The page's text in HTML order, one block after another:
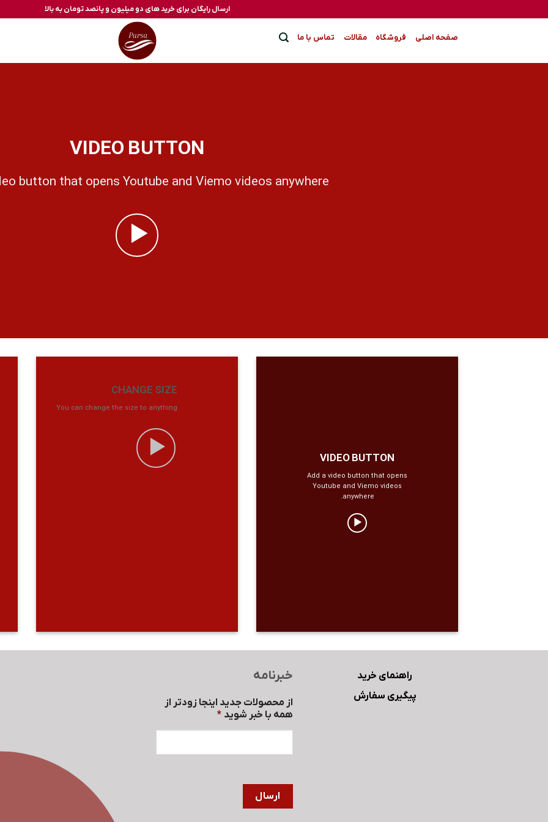
to
ارسال رایگان برای خرید های دو میلیون و پانصد تومان به بالا
صفحه اصلی فروشگاه مقالات تماس با ما
VIDEO BUTTON
button that opens Youtube and Viemo videos anywhere.
VIDEO BUTTON
Add a video button that opens
Youtube and Viemo videos
anywhere.
CHANGE SIZE
You can change the size to anything
راهنمای خرید
پیگیری سفارش
خبرنامه
از محصولات جدید اینجا زودتر از
همه با خبر شوید *